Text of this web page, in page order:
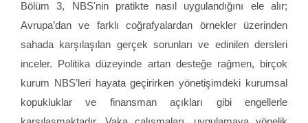
Bölüm 3,
NBS'nin pratikte nasıl uygulandığını ele alır;
Avrupa’dan ve farklı coğrafyalardan örnekler üzerinden
sahada karşılaşılan gerçek sorunları ve edinilen dersleri
inceler. Politika düzeyinde artan desteğe rağmen, birçok
kurum NBS’leri hayata geçirirken yönetişimdeki kurumsal
kopukluklar ve finansman açıkları gibi engellerle